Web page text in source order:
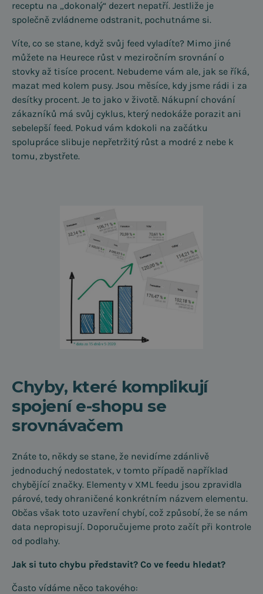
receptu na „dokonalý“ dezert nepatří. Jestliže je
společně zvládneme odstranit, pochutnáme si.
Víte, co se stane, když svůj feed vyladíte? Mimo jiné
můžete na Heurece růst v meziročním srovnání o
stovky až tisíce procent. Nebudeme vám ale, jak se říká,
mazat med kolem pusy. Jsou měsíce, kdy jsme rádi i za
desítky procent. Je to jako v životě. Nákupní chování
zákazníků má svůj cyklus, který nedokáže porazit ani
sebelepší feed. Pokud vám kdokoli na začátku
spolupráce slibuje nepřetržitý růst a modré z nebe k
tomu, zbystřete.
Chyby, které komplikují
spojení e-shopu se
srovnávačem
Znáte to, někdy se stane, že nevidíme zdánlivě
jednoduchý nedostatek, v tomto případě například
chybějící značky. Elementy v XML feedu jsou zpravidla
párové, tedy ohraničené konkrétním názvem elementu.
Občas však toto uzavření chybí, což způsobí, že se nám
data nepropisují. Doporučujeme proto začít při kontrole
od podlahy.
Jak si tuto chybu představit? Co ve feedu hledat?
Často vídáme něco takového: